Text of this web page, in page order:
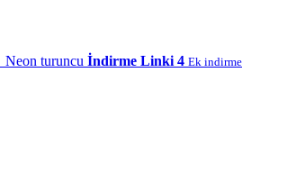
Neon turuncu İndirme Linki 4 Ek indirme